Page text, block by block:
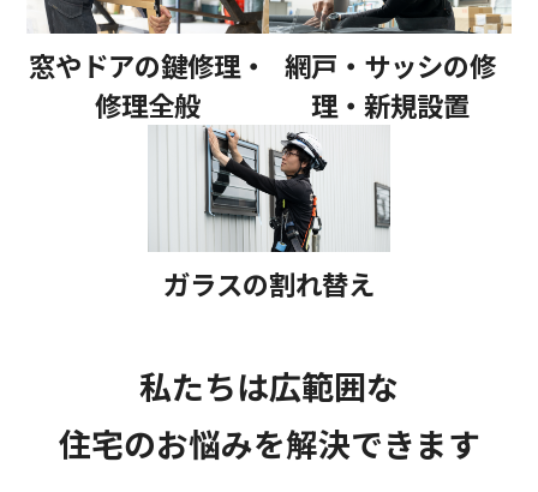
窓やドアの鍵修理・
修理全般
網戸・サッシの修
理・新規設置
ガラスの割れ替え
私たちは広範囲な
住宅のお悩みを解決できます